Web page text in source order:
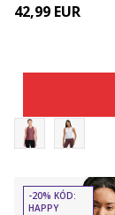
42,99 EUR
-20% KÓD:
HAPPY